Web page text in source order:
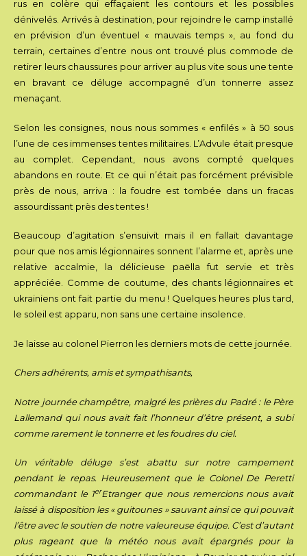
rus en colère qui effaçaient les contours et les possibles
dénivelés. Arrivés à destination, pour rejoindre le camp installé
en prévision d’un éventuel « mauvais temps », au fond du
terrain, certaines d’entre nous ont trouvé plus commode de
retirer leurs chaussures pour arriver au plus vite sous une tente
en bravant ce déluge accompagné d’un tonnerre assez
menaçant.
Selon les consignes, nous nous sommes « enfilés » à 50 sous
l’une de ces immenses tentes militaires. L’Advule était presque
au complet. Cependant, nous avons compté quelques
abandons en route. Et ce qui n’était pas forcément prévisible
près de nous, arriva : la foudre est tombée dans un fracas
assourdissant près des tentes !
Beaucoup d’agitation s’ensuivit mais il en fallait davantage
pour que nos amis légionnaires sonnent l’alarme et, après une
relative accalmie, la délicieuse paëlla fut servie et très
appréciée. Comme de coutume, des chants légionnaires et
ukrainiens ont fait partie du menu ! Quelques heures plus tard,
le soleil est apparu, non sans une certaine insolence.
Je laisse au colonel Pierron les derniers mots de cette journée.
Chers adhérents, amis et sympathisants,
Notre journée champêtre, malgré les prières du Padré : le Père
Lallemand qui nous avait fait l’honneur d’être présent, a subi
comme rarement le tonnerre et les foudres du ciel.
Un véritable déluge s’est abattu sur notre campement
pendant le repas. Heureusement que le Colonel De Peretti
commandant le 1erEtranger que nous remercions nous avait
laissé à disposition les « guitounes » sauvant ainsi ce qui pouvait
l’être avec le soutien de notre valeureuse équipe. C’est d’autant
plus rageant que la météo nous avait épargnés pour la